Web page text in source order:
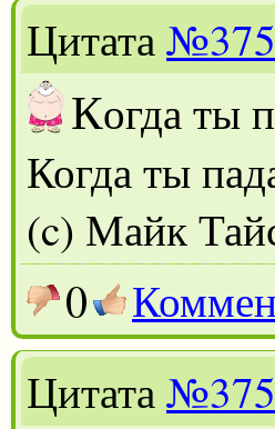
Цитата
Когда ты
Когда ты
(c) Майк
0
Цитата